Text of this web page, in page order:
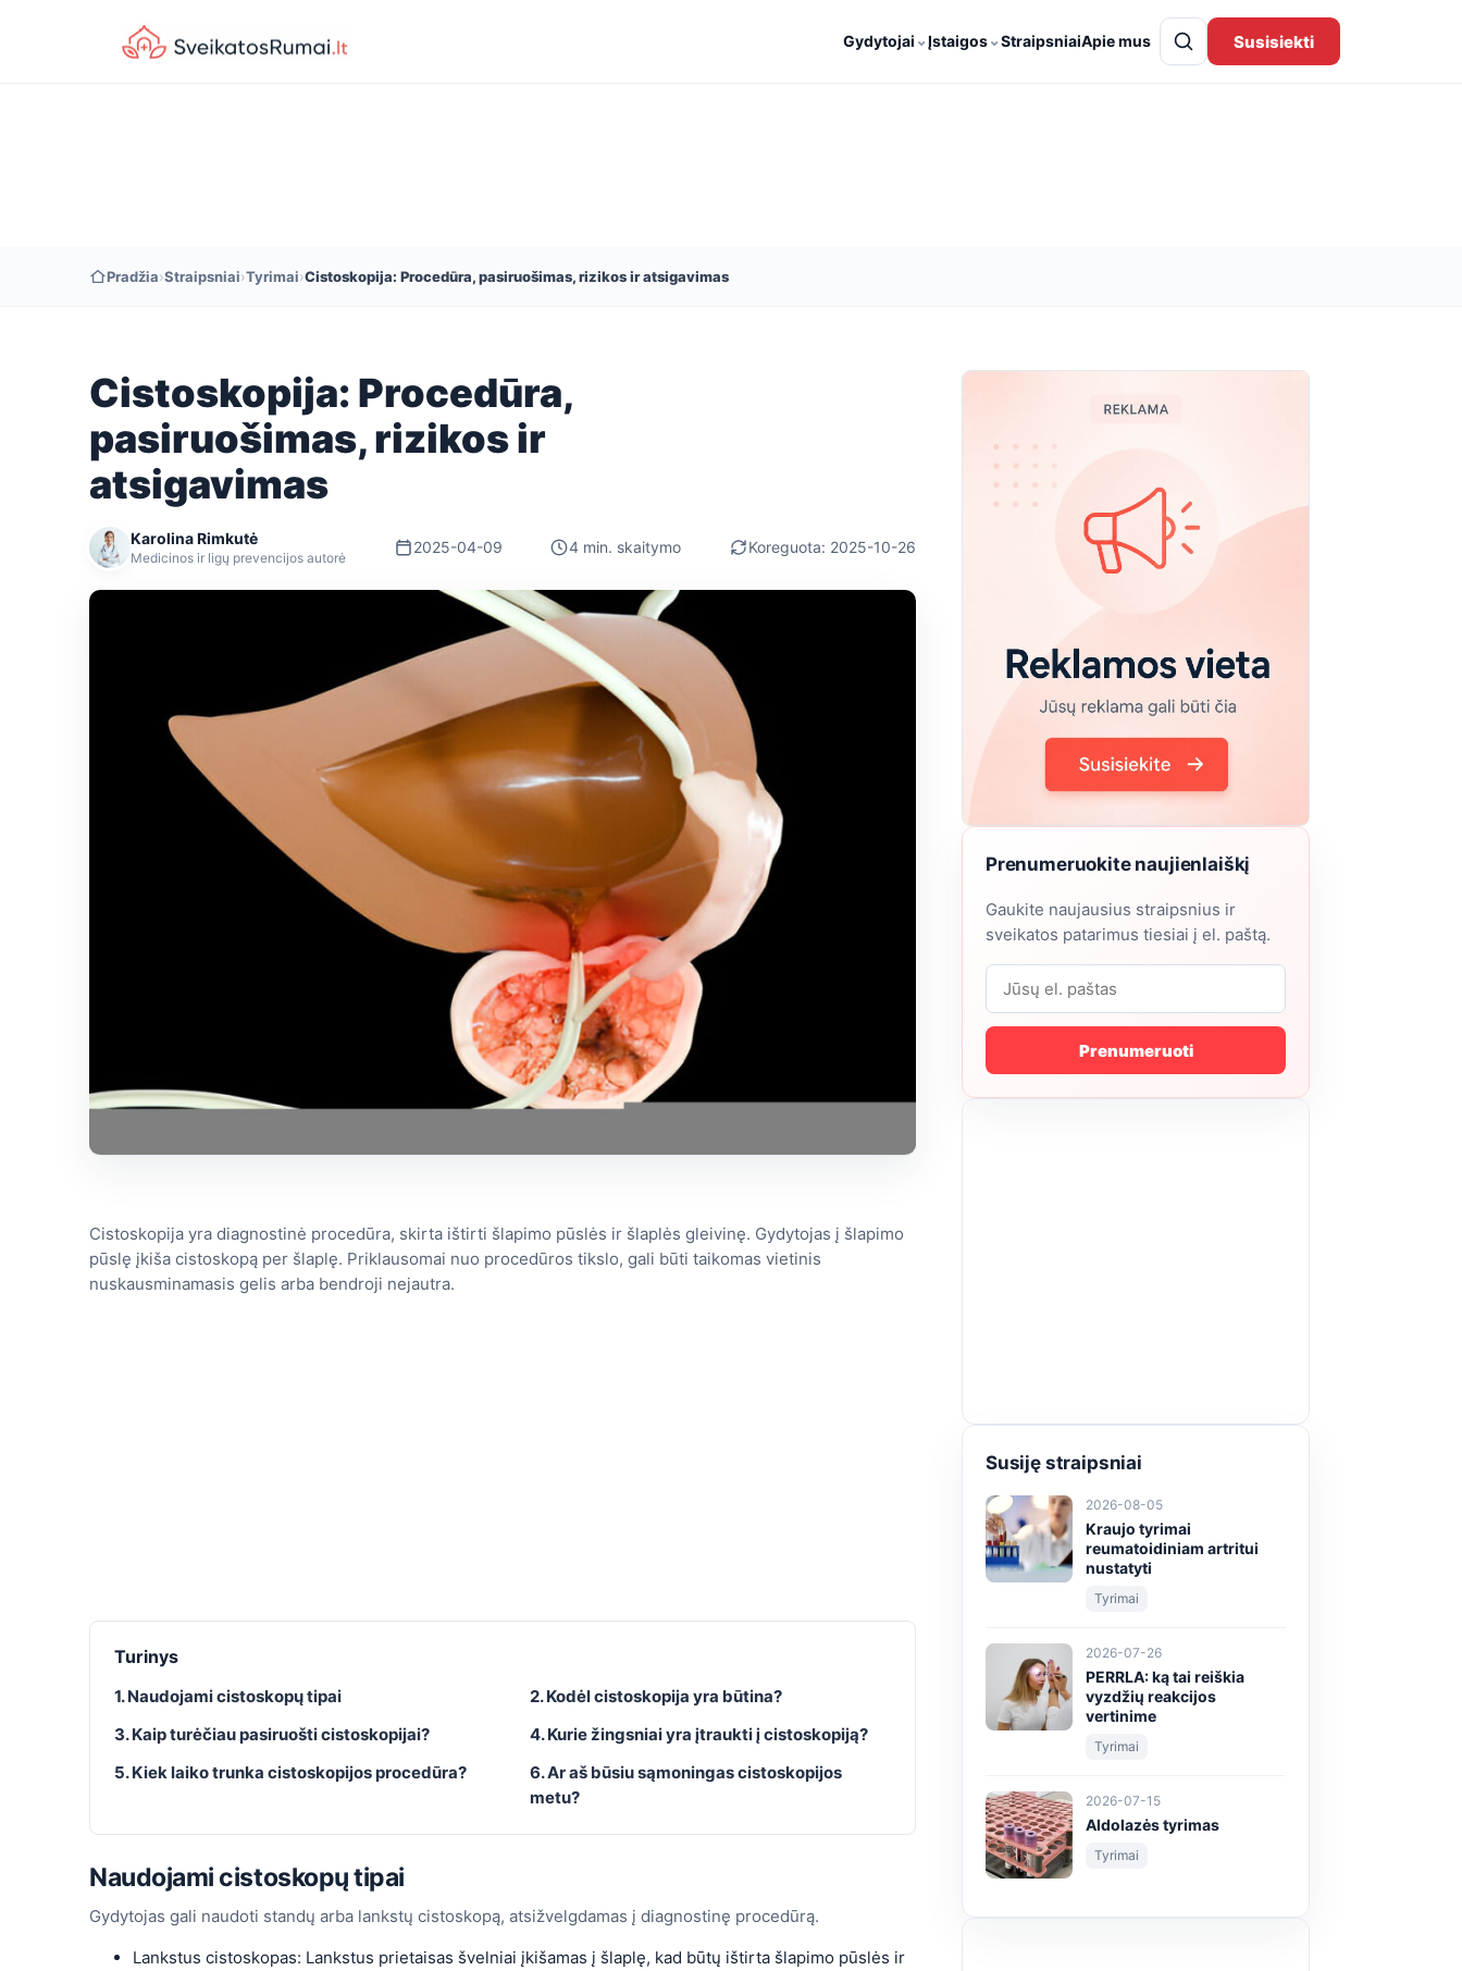
Gydytojai ⌄Įstaigos⌄StraipsniaiApie mus Susisiekti
Pradžia›Straipsniai›Tyrimai›Cistoskopija: Procedūra, pasiruošimas, rizikos ir atsigavimas
Cistoskopija: Procedūra,
pasiruošimas, rizikos ir
atsigavimas
Karolina Rimkutė
Medicinos ir ligų prevencijos autorė
2025-04-09 4 min. skaitymo Koreguota: 2025-10-26
Cistoskopija yra diagnostinė procedūra, skirta ištirti šlapimo pūslės ir šlaplės gleivinę. Gydytojas į šlapimo
pūslę įkiša cistoskopą per šlaplę. Priklausomai nuo procedūros tikslo, gali būti taikomas vietinis
nuskausminamasis gelis arba bendroji nejautra.
Turinys
1. Naudojami cistoskopų tipai
2. Kodėl cistoskopija yra būtina?
3. Kaip turėčiau pasiruošti cistoskopijai?
4. Kurie žingsniai yra įtraukti į cistoskopiją?
5. Kiek laiko trunka cistoskopijos procedūra?
6. Ar aš būsiu sąmoningas cistoskopijos
metu?
Naudojami cistoskopų tipai
Gydytojas gali naudoti standų arba lankstų cistoskopą, atsižvelgdamas į diagnostinę procedūrą.
Lankstus cistoskopas: Lankstus prietaisas švelniai įkišamas į šlaplę, kad būtų ištirta šlapimo pūslės ir
Prenumeruokite naujienlaiškį
Gaukite naujausius straipsnius ir
sveikatos patarimus tiesiai į el. paštą.
Prenumeruoti
Susiję straipsniai
2026-08-05
Kraujo tyrimai
reumatoidiniam artritui
nustatyti
Tyrimai
2026-07-26
PERRLA: ką tai reiškia
vyzdžių reakcijos
vertinime
Tyrimai
2026-07-15
Aldolazės tyrimas
Tyrimai